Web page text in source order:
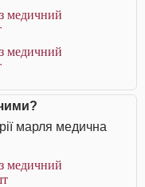
медичний
медичний
марля медична
медичний